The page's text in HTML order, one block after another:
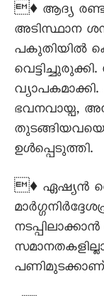
♦ ആദ്യ
അടിസ്ഥാന
പകുതിയില്‍
ഭവനവായ്പ,
ഉള്‍പ്പെടുത്തി.
♦ ഏഷ്യന്‍